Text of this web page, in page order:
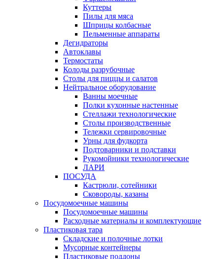
Куттеры
Пилы для мяса
Шприцы колбасные
Пельменные аппараты
Дегидраторы
Автоклавы
Термостаты
Колоды разрубочные
Столы для пиццы и салатов
Нейтральное оборудование
Ванны моечные
Полки кухонные настенные
Стеллажи технологические
Столы производственные
Тележки сервировочные
Урны для фудкорта
Подтоварники и подставки
Рукомойники технологические
ЛАРИ
ПОСУДА
Кастрюли, сотейники
Сковороды, казаны
Посудомоечные машины
Посудомоечные машины
Расходные материалы и комплектующие
Пластиковая тара
Складские и полочные лотки
Мусорные контейнеры
Пластиковые поддоны